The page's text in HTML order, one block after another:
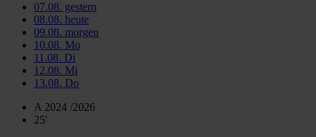
07.08. gestern
08.08. heute
09.08. morgen
10.08. Mo
11.08. Di
12.08. Mi
13.08. Do
A 2024 /2026
25'